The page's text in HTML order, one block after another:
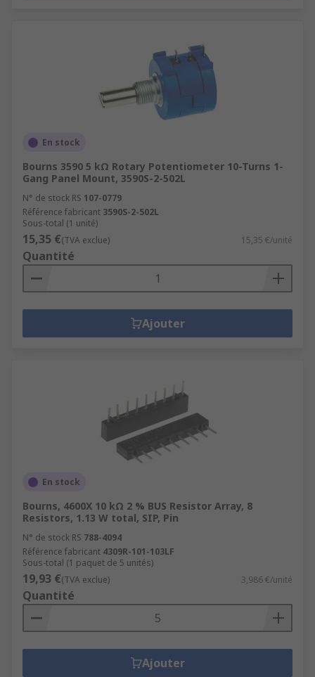
En stock
Bourns 3590 5 kΩ Rotary Potentiometer 10-Turns 1-
Gang Panel Mount, 3590S-2-502L
N° de stock RS 107-0779
Référence fabricant 3590S-2-502L
Sous-total (1 unité)
15,35 €(TVA exclue) 15,35 €/unité
Quantité
Ajouter
En stock
Bourns, 4600X 10 kΩ 2 % BUS Resistor Array, 8
Resistors, 1.13 W total, SIP, Pin
N° de stock RS 788-4094
Référence fabricant 4309R-101-103LF
Sous-total (1 paquet de 5 unités)
19,93 €(TVA exclue) 3,986 €/unité
Quantité
Ajouter